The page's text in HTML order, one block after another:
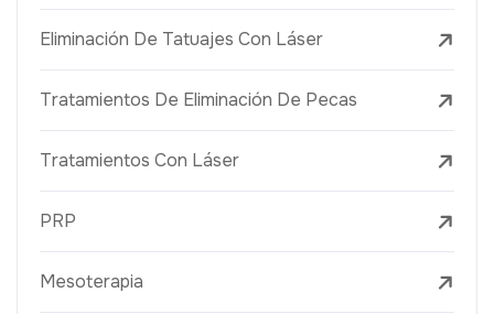
Eliminación De Tatuajes Con Láser
Tratamientos De Eliminación De Pecas
Tratamientos Con Láser
PRP
Mesoterapia